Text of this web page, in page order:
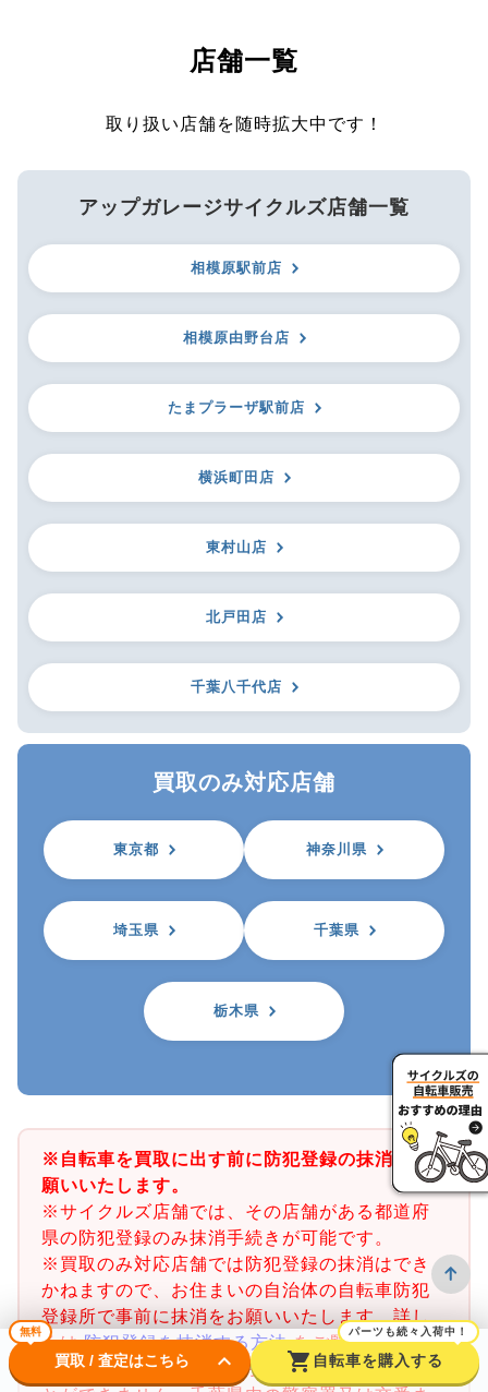
店舗一覧
取り扱い店舗を随時拡大中です！
アップガレージサイクルズ店舗一覧
相模原駅前店
相模原由野台店
たまプラーザ駅前店
横浜町田店
東村山店
北戸田店
千葉八千代店
買取のみ対応店舗
東京都 神奈川県
埼玉県 千葉県
栃木県
※自転車を買取に出す前に防犯登録の抹消をお
願いいたします。
※サイクルズ店舗では、その店舗がある都道府
県の防犯登録のみ抹消手続きが可能です。
※買取のみ対応店舗では防犯登録の抹消はでき
かねますので、お住まいの自治体の自転車防犯
登録所で事前に抹消をお願いいたします。詳し
くは防犯登録を抹消する方法をご覧ください。
※千葉県の防犯登録抹消手続きは店舗で行うこ
無料
買取 / 査定はこちら keyboard_arrow_down shopping_cart
パーツも続々入荷中！
自転車を購入する